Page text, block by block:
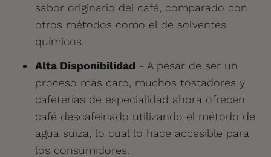
sabor originario del café, comparado con
otros métodos como el de solventes
químicos.
Alta Disponibilidad - A pesar de ser un
proceso más caro, muchos tostadores y
cafeterías de especialidad ahora ofrecen
café descafeinado utilizando el método de
agua suiza, lo cual lo hace accesible para
los consumidores.